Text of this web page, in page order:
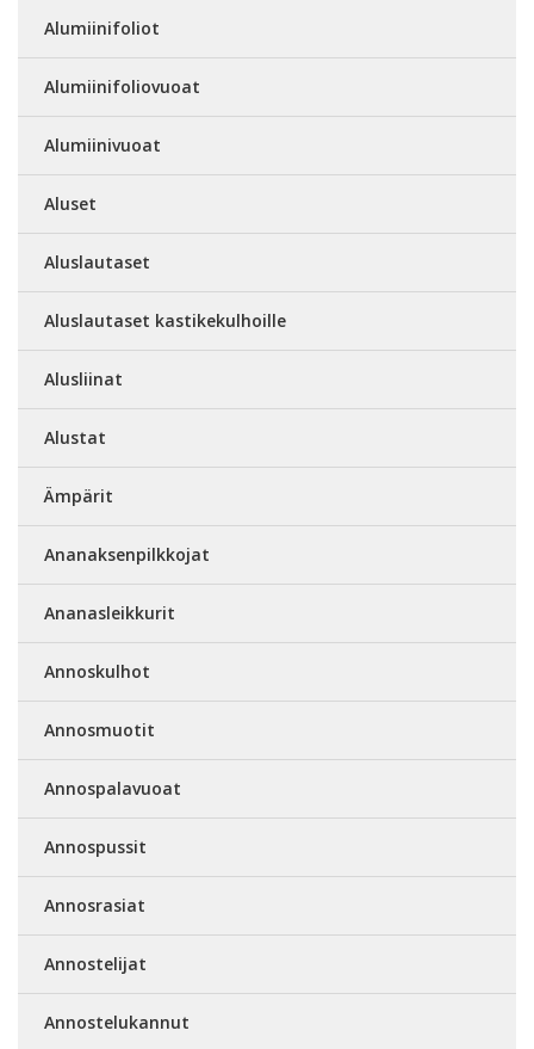
Alumiinifoliot
Alumiinifoliovuoat
Alumiinivuoat
Aluset
Aluslautaset
Aluslautaset kastikekulhoille
Alusliinat
Alustat
Ämpärit
Ananaksenpilkkojat
Ananasleikkurit
Annoskulhot
Annosmuotit
Annospalavuoat
Annospussit
Annosrasiat
Annostelijat
Annostelukannut